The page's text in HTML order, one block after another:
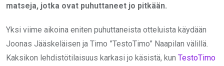
matseja, jotka ovat puhuttaneet jo pitkään.
Yksi viime aikoina eniten puhuttaneista otteluista käydään
Joonas Jääskeläisen ja Timo ”TestoTimo” Naapilan välillä.
Kaksikon lehdistötilaisuus karkasi jo käsistä, kun TestoTimo